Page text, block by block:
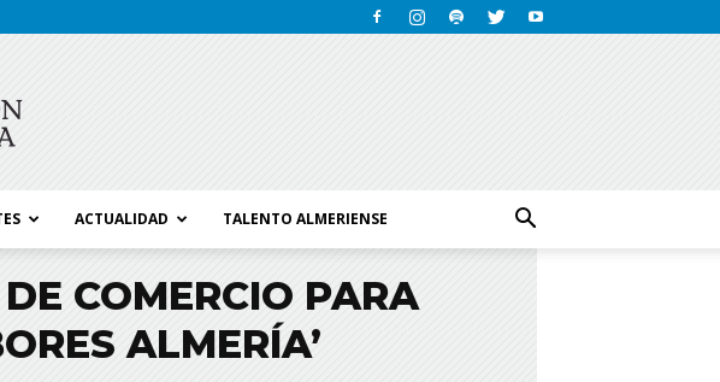
ACTUALIDAD TALENTO ALMERIENSE
COMERCIO PARA
ALMERÍA’